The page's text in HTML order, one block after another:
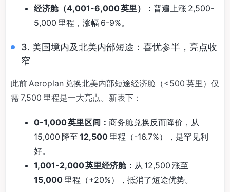
经济舱（4,001-6,000 英里）： 普遍上涨 2,500-
5,000 里程，涨幅 6-9%。
3. 美国境内及北美内部短途：喜忧参半，亮点收
窄
此前 Aeroplan 兑换北美内部短途经济舱（<500 英里）仅
需 7,500 里程是一大亮点。新表下：
0-1,000 英里区间： 商务舱兑换反而降价，从
15,000 降至 12,500 里程（-16.7%），是罕见利
好。
1,001-2,000 英里经济舱： 从 12,500 涨至
15,000 里程（+20%），抵消了短途优势。